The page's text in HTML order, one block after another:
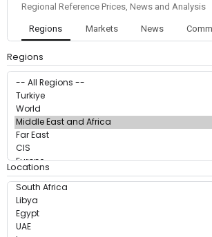
Regional Reference Prices, News and Analysis
Regions Markets News
Regions
Locations